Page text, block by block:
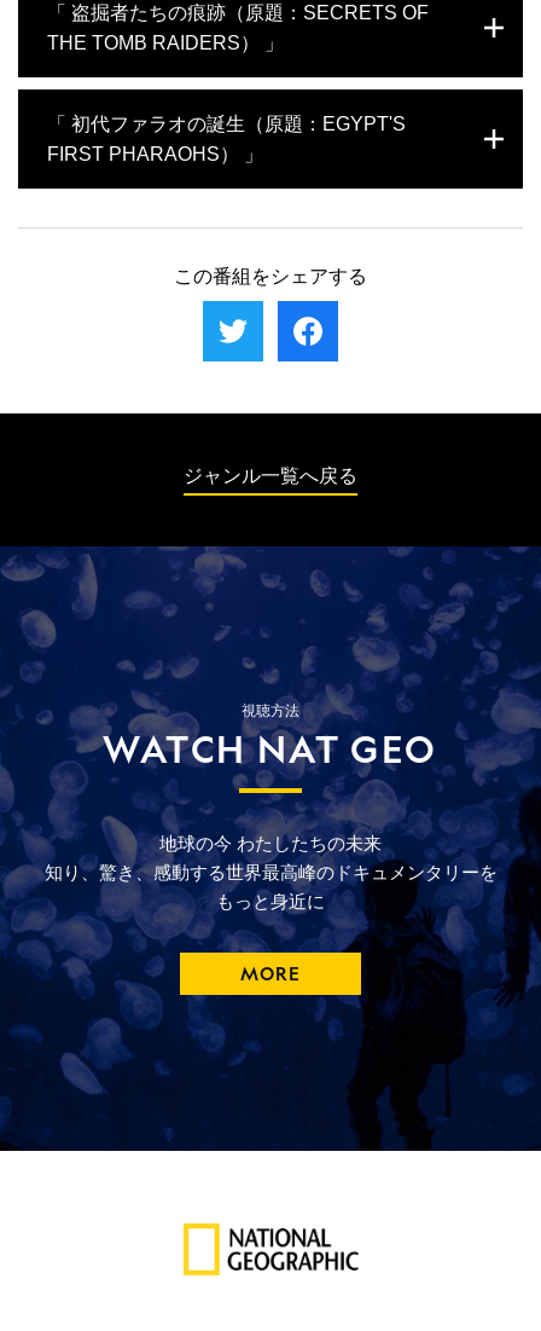
た功績を探る。また東部砂漠のエメラルド鉱山では、ローマ時代
の驚くべき遺物が次々と発見される。
イオス朝時代の歴史をひも解く。ギリシャ系マケドニアにルーツ
を持つプトレマイオス家は、異国であるエジプトをなぜ300年近く
いく。さらに、最終的に王朝の衰退をもたらした、王位をめぐる
壮絶な権力争いにも迫る。
「 盗掘者たちの痕跡（原題：SECRETS OF
THE TOMB RAIDERS） 」
返されてきた。考古学者たちは日々、古代の略奪事件現場を検証
する捜査官のように、盗掘者たちの緻密で大胆不敵な犯行を調査
ら、墓の建造作業員と盗掘者の攻防をひも解く。
「 初代ファラオの誕生（原題：EGYPT'S
FIRST PHARAOHS） 」
げたのか？ 古代都市ヘベヌでは、先王朝時代の墓から当時の死生
時代のミイラのCTスキャンによって驚くべき真実が判明。さら
に、古代エジプトの起源となる初代ファラオ誕生の歴史と、ピラ
この番組をシェアする
ジャンル一覧へ戻る
視聴方法
WATCH NAT GEO
地球の今 わたしたちの未来
知り、驚き、感動する世界最高峰のドキュメンタリーを
もっと身近に
MORE